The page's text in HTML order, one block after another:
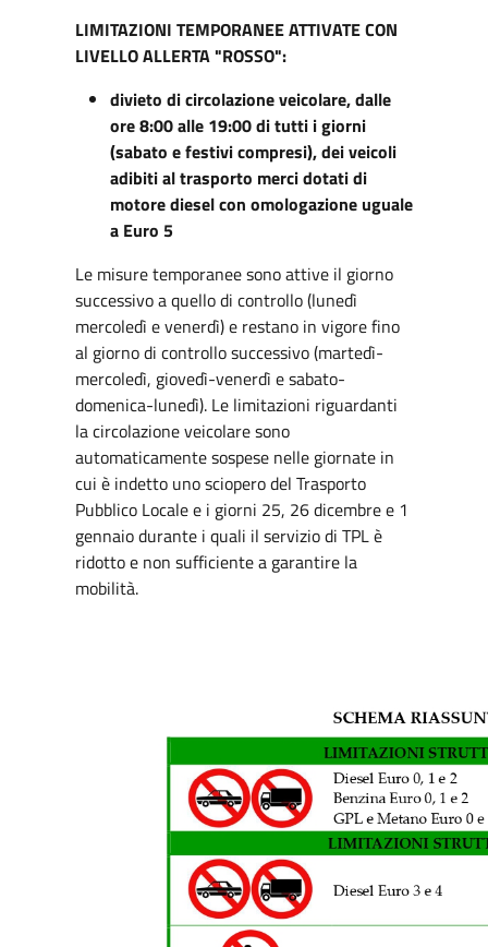
LIMITAZIONI TEMPORANEE ATTIVATE CON
LIVELLO ALLERTA "ROSSO":
divieto di circolazione veicolare, dalle
ore 8:00 alle 19:00 di tutti i giorni
(sabato e festivi compresi), dei veicoli
adibiti al trasporto merci dotati di
motore diesel con omologazione uguale
a Euro 5
Le misure temporanee sono attive il giorno
successivo a quello di controllo (lunedì
mercoledì e venerdì) e restano in vigore fino
al giorno di controllo successivo (martedì-
mercoledì, giovedì-venerdì e sabato-
domenica-lunedì). Le limitazioni riguardanti
la circolazione veicolare sono
automaticamente sospese nelle giornate in
cui è indetto uno sciopero del Trasporto
Pubblico Locale e i giorni 25, 26 dicembre e 1
gennaio durante i quali il servizio di TPL è
ridotto e non sufficiente a garantire la
mobilità.